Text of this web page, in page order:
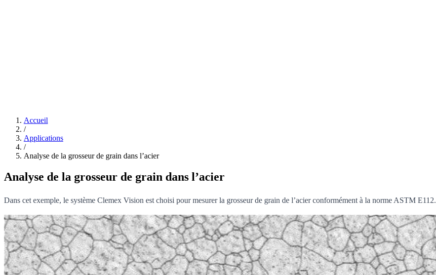
Accueil
/
Applications
/
Analyse de la grosseur de grain dans l’acier
Analyse de la grosseur de grain dans l’acier
Dans cet exemple, le système Clemex Vision est choisi pour mesurer la grosseur de grain de l’acier conformément à la norme ASTM E112.